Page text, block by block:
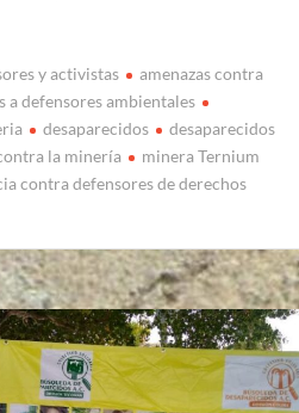
y activistas
amenazas contra
a defensores ambientales
desaparecidos
desaparecidos
la minería
minera Ternium
contra defensores de derechos